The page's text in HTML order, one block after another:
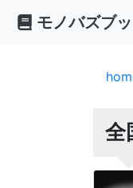
モノバズブ
全